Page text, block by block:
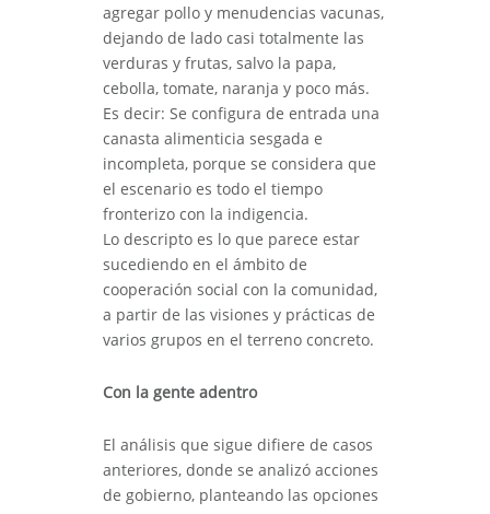
agregar pollo y menudencias vacunas,
dejando de lado casi totalmente las
verduras y frutas, salvo la papa,
cebolla, tomate, naranja y poco más.
Es decir: Se configura de entrada una
canasta alimenticia sesgada e
incompleta, porque se considera que
el escenario es todo el tiempo
fronterizo con la indigencia.
Lo descripto es lo que parece estar
sucediendo en el ámbito de
cooperación social con la comunidad,
a partir de las visiones y prácticas de
varios grupos en el terreno concreto.
Con la gente adentro
El análisis que sigue difiere de casos
anteriores, donde se analizó acciones
de gobierno, planteando las opciones